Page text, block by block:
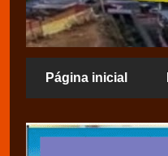
Página inicial